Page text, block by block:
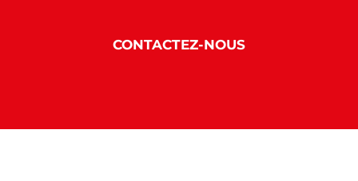
CONTACTEZ-NOUS